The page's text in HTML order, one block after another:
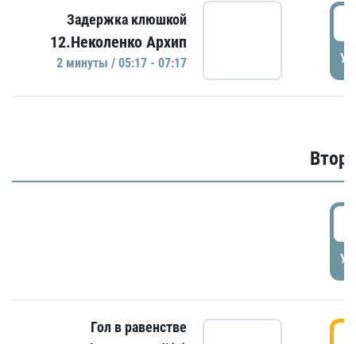
Задержка клюшкой
12.Неколенко Архип
2 минуты / 05:17 - 07:17
Гол в равенстве